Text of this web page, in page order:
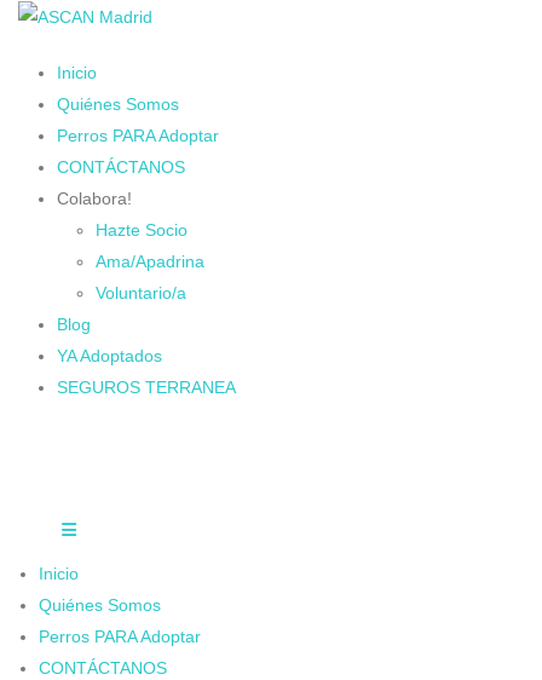
Inicio
Quiénes Somos
Perros PARA Adoptar
CONTÁCTANOS
Colabora!
Hazte Socio
Ama/Apadrina
Voluntario/a
Blog
YA Adoptados
SEGUROS TERRANEA
Inicio
Quiénes Somos
Perros PARA Adoptar
CONTÁCTANOS